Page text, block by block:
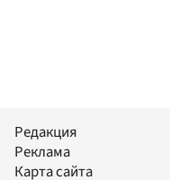
Редакция
Реклама
Карта сайта